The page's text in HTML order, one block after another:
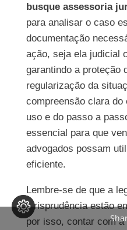
busque assessoria
para analisar o caso
documentação
ação, seja ela judicial
garantindo a proteção
regularização da
compreensão clara
uso e do passo a
essencial para que
advogados possam
eficiente.
Lembre-se de que a
jurisprudência estão
por isso, contar com